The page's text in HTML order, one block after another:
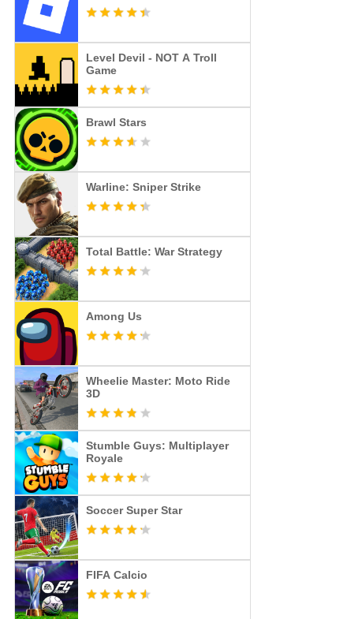
Level Devil - NOT A Troll
Game
Brawl Stars
Warline: Sniper Strike
Total Battle: War Strategy
Among Us
Wheelie Master: Moto Ride
3D
Stumble Guys: Multiplayer
Royale
Soccer Super Star
FIFA Calcio